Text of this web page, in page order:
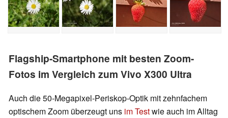
Flagship-Smartphone mit besten Zoom-
Fotos im Vergleich zum Vivo X300 Ultra
Auch die 50-Megapixel-Periskop-Optik mit zehnfachem
optischem Zoom überzeugt uns im Testwie auch im Alltag